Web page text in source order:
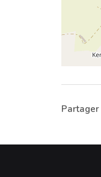
Partager